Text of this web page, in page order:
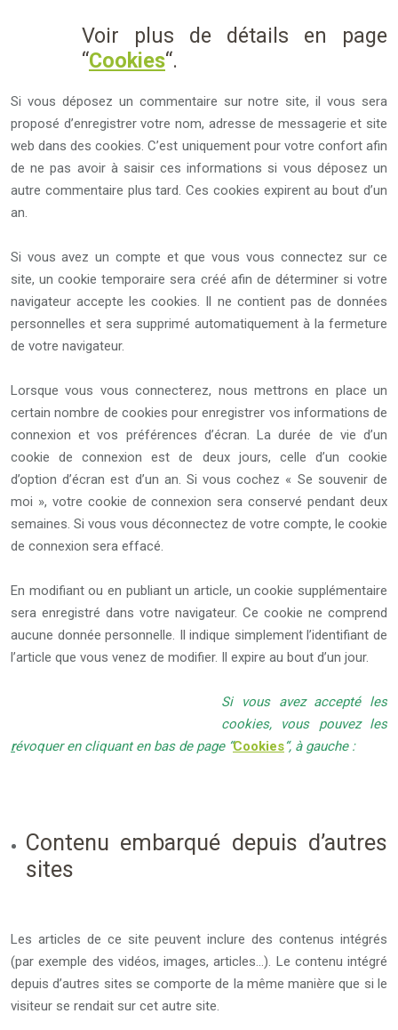
Voir plus de détails en page
“Cookies“.
Si vous déposez un commentaire sur notre site, il vous sera
proposé d’enregistrer votre nom, adresse de messagerie et site
web dans des cookies. C’est uniquement pour votre confort afin
de ne pas avoir à saisir ces informations si vous déposez un
autre commentaire plus tard. Ces cookies expirent au bout d’un
an.
Si vous avez un compte et que vous vous connectez sur ce
site, un cookie temporaire sera créé afin de déterminer si votre
navigateur accepte les cookies. Il ne contient pas de données
personnelles et sera supprimé automatiquement à la fermeture
de votre navigateur.
Lorsque vous vous connecterez, nous mettrons en place un
certain nombre de cookies pour enregistrer vos informations de
connexion et vos préférences d’écran. La durée de vie d’un
cookie de connexion est de deux jours, celle d’un cookie
d’option d’écran est d’un an. Si vous cochez « Se souvenir de
moi », votre cookie de connexion sera conservé pendant deux
semaines. Si vous vous déconnectez de votre compte, le cookie
de connexion sera effacé.
En modifiant ou en publiant un article, un cookie supplémentaire
sera enregistré dans votre navigateur. Ce cookie ne comprend
aucune donnée personnelle. Il indique simplement l’identifiant de
l’article que vous venez de modifier. Il expire au bout d’un jour.
Si vous avez accepté les
cookies, vous pouvez les
révoquer en cliquant en bas de page “Cookies“, à gauche :
Contenu embarqué depuis d’autres
sites
Les articles de ce site peuvent inclure des contenus intégrés
(par exemple des vidéos, images, articles…). Le contenu intégré
depuis d’autres sites se comporte de la même manière que si le
visiteur se rendait sur cet autre site.